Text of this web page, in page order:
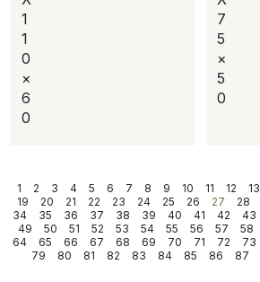
1
1
0
×
6
0
7
5
×
5
0
1 2 3 4 5 6 7 8 9 10 11 12 13
19
20 21 22 23 24 25 26 27 28
34
35 36 37 38 39 40 41 42 43
49
50 51 52 53 54 55 56 57 58
64
65 66 67 68 69 70 71 72 73
79
80 81 82 83 84 85 86 87